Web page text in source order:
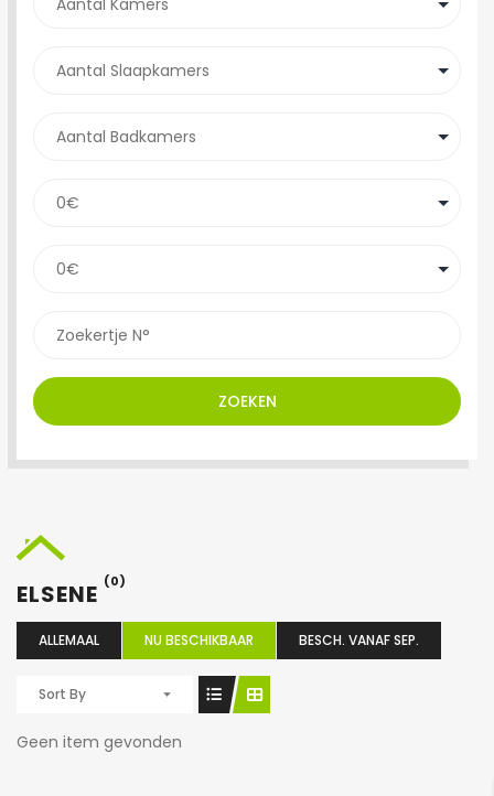
ZOEKEN
ELSENE (0)
ALLEMAAL NU BESCHIKBAAR BESCH. VANAF SEP.
Sort By
Geen item gevonden